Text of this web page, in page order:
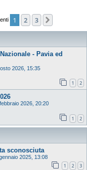
1 2 3
- Pavia ed
2026, 15:35
1 2
2026, 20:20
1 2
sconosciuta
2025, 13:08
1 2 3